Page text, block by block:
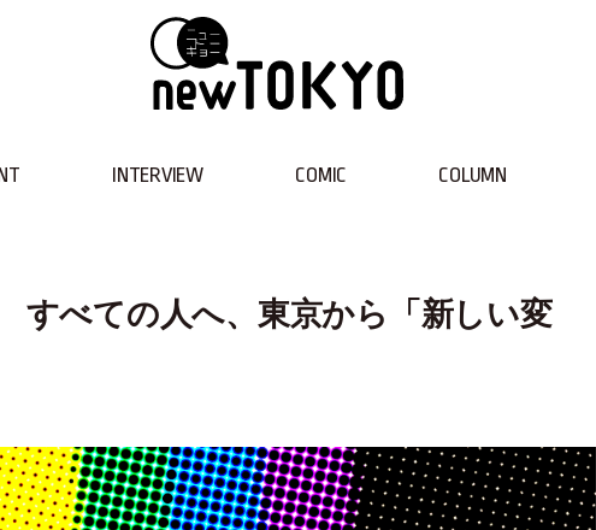
INTERVIEW COMIC COLUMN
べての人へ、東京から「新しい変